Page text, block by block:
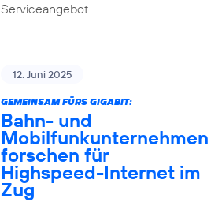
Serviceangebot.
12. Juni 2025
GEMEINSAM FÜRS GIGABIT:
Bahn- und
Mobilfunkunternehmen
forschen für
Highspeed-Internet im
Zug